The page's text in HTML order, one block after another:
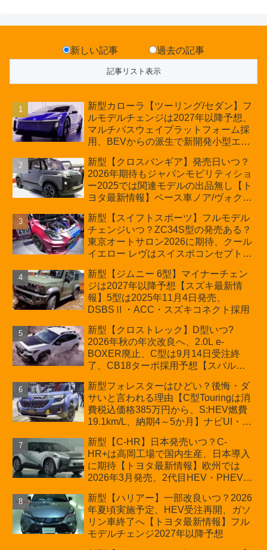
新しい記事 過去の記事
新型カローラ【ツーリング/セダン】フ
ルモデルチェンジは2027年以降予想、
マルチパスウェイプラットフォーム採
用、BEVからの派生で新開発小型エン
の採用は無しか【トヨタ最新情報】60
周年記念車発売
新型【クロスバンギア】発売日いつ？
2026年期待もジャパンモビリティショ
ー2025では関連モデルの出品無し【ト
ヨタ最新情報】ベース車ノア/ヴォクシ
ほか「コア」と「ツール」、デリカ
D:5対抗のクロスオーバーSUVミニバ
ン
新型【スイフトスポーツ】フルモデル
チェンジいつ？ZC34S型の発売ある？
東京オートサロン2026に期待、クール
イエロー レヴはスイスポコンセプト
プが争点【スズキ最新情報】特別仕様
車「ZC33S Final Edition」終了
新型【ジムニー 6型】マイナーチェン
ジは2027年以降予想【スズキ最新情
報】5型は2025年11月4日発売、
DSBSⅡ・ACC・スズキコネクト採用
新型【クロストレック】D型いつ?
2026年秋の年次改良へ、2.0L e-
BOXER廃止、C型は9月14日受注終
了、CB18ターボ採用予想【スバル最
新型フォレスターはひどい？後悔・ダ
サいと言われる理由【C型Touringは消
費税込価格385万円から、S:HEV燃費
19.1km/L、納期4～5か月】ナビUI・冬
カーオブザイヤーとJNCAP大賞受賞後
も残る注意点
新型【C-HR】日本発売いつ？C-
HR+は高岡工場で国内生産、日本導入
に期待【トヨタ最新情報】欧州では
2026年3月発売、2代目HEV・PHEVは
新型【ハリアー】一部改良いつ？2026
年夏頃実施予定、HEV受注再開、ガソ
リン車終了へ【トヨタ最新情報】フル
モデルチェンジ2027年以降予想